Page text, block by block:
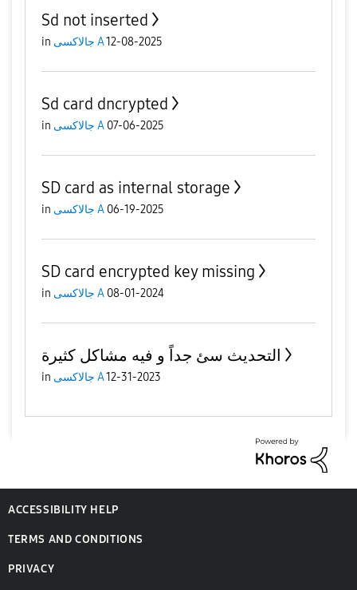
Sd not inserted
in جالاكسى A12-08-2025
Sd card dncrypted
in جالاكسى A 07-06-2025
SD card as internal storage
in جالاكسى A 06-19-2025
SD card encrypted key missing
in جالاكسى A 08-01-2024
التحديث سئ جداً و فيه مشاكل كثيرة
in جالاكسى A12-31-2023
ACCESSIBILITY HELP
TERMS AND CONDITIONS
PRIVACY